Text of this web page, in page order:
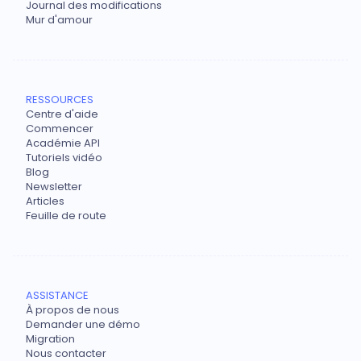
Journal des modifications
Mur d'amour
RESSOURCES
Centre d'aide
Commencer
Académie API
Tutoriels vidéo
Blog
Newsletter
Articles
Feuille de route
ASSISTANCE
À propos de nous
Demander une démo
Migration
Nous contacter